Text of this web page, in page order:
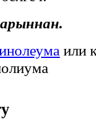
или